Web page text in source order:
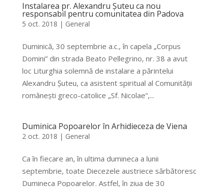
Instalarea pr. Alexandru Șuteu ca nou
responsabil pentru comunitatea din Padova
5 oct. 2018 | General
Duminică, 30 septembrie a.c., în capela „Corpus
Domini” din strada Beato Pellegrino, nr. 38 a avut
loc Liturghia solemnă de instalare a părintelui
Alexandru Șuteu, ca asistent spiritual al Comunității
românești greco-catolice „Sf. Nicolae”,...
Duminica Popoarelor în Arhidieceza de Viena
2 oct. 2018 | General
Ca în fiecare an, în ultima dumineca a lunii
septembrie, toate Diecezele austriece sărbătoresc
Dumineca Popoarelor. Astfel, în ziua de 30